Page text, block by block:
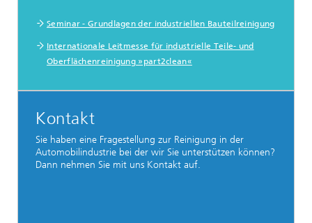
Seminar - Grundlagen der industriellen Bauteilreinigung
Internationale Leitmesse für industrielle Teile- und
Oberflächenreinigung »part2clean«
Kontakt
Sie haben eine Fragestellung zur Reinigung in der
Automobilindustrie bei der wir Sie unterstützen können?
Dann nehmen Sie mit uns Kontakt auf.